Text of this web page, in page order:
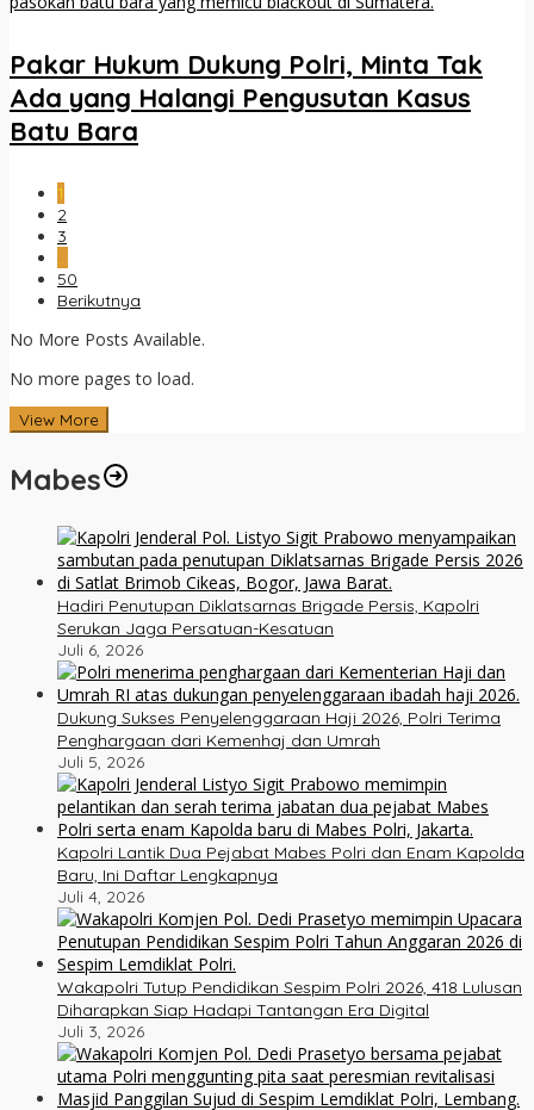
Pakar Hukum Dukung Polri, Minta Tak
Ada yang Halangi Pengusutan Kasus
Batu Bara
1
2
3
…
50
Berikutnya
No More Posts Available.
No more pages to load.
View More
Mabes
Hadiri Penutupan Diklatsarnas Brigade Persis, Kapolri
Serukan Jaga Persatuan-Kesatuan
Juli 6, 2026
Dukung Sukses Penyelenggaraan Haji 2026, Polri Terima
Penghargaan dari Kemenhaj dan Umrah
Juli 5, 2026
Kapolri Lantik Dua Pejabat Mabes Polri dan Enam Kapolda
Baru, Ini Daftar Lengkapnya
Juli 4, 2026
Wakapolri Tutup Pendidikan Sespim Polri 2026, 418 Lulusan
Diharapkan Siap Hadapi Tantangan Era Digital
Juli 3, 2026